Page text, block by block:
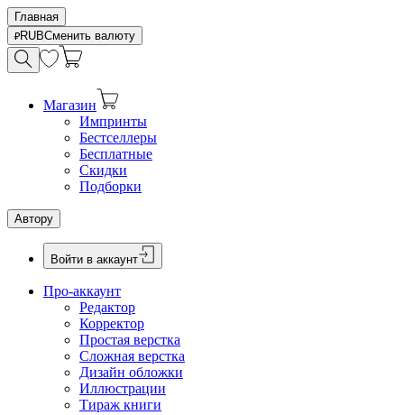
Главная
RUBСменить валюту
Магазин
Импринты
Бестселлеры
Бесплатные
Скидки
Подборки
Автору
Войти в аккаунт
Про-аккаунт
Редактор
Корректор
Простая верстка
Сложная верстка
Дизайн обложки
Иллюстрации
Тираж книги